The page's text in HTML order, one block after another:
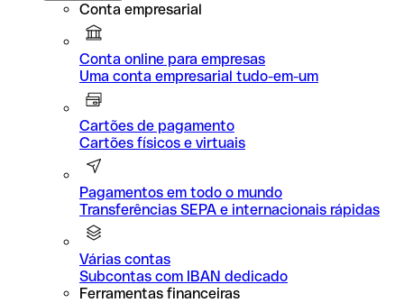
Conta empresarial
Conta online para empresas
Uma conta empresarial tudo-em-um
Cartões de pagamento
Cartões físicos e virtuais
Pagamentos em todo o mundo
Transferências SEPA e internacionais rápidas
Várias contas
Subcontas com IBAN dedicado
Ferramentas financeiras